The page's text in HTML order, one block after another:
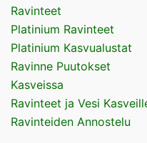
Ravinteet
Platinium Ravinteet
Platinium Kasvualustat
Ravinne Puutokset
Kasveissa
Ravinteet ja Vesi
Ravinteiden Annostelu